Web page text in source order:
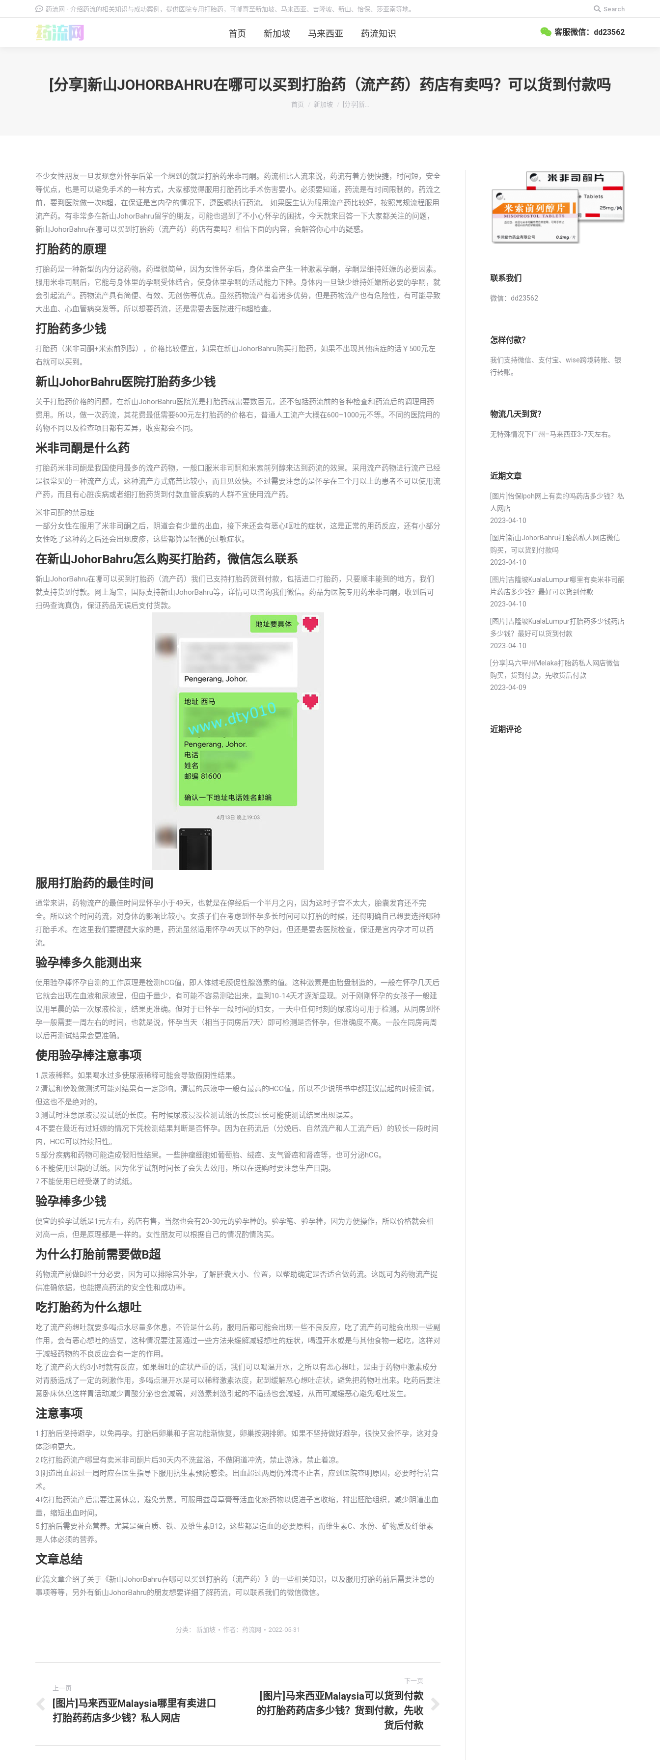
药流网 - 介绍药流的相关知识与成功案例，提供医院专用打胎药，可邮寄至新加坡、马来西亚、吉隆坡、新山、怡保、莎亚南等地。
搜
索：
Search
首页 新加坡 马来西亚 药流知识 客服微信：dd23562
[分享]新山JOHORBAHRU在哪可以买到打胎药（流产药）药店有卖吗？可以货到付款吗
你在这里：
首页 新加坡 [分享]新…
不少女性朋友一旦发现意外怀孕后第一个想到的就是打胎药米非司酮。药流相比人流来说，药流有着方便快捷，时间短，安全
等优点，也是可以避免手术的一种方式，大家都觉得服用打胎药比手术伤害要小。必须要知道，药流是有时间限制的，药流之
前，要到医院做一次B超，在保证是宫内孕的情况下，遵医嘱执行药流。 如果医生认为服用流产药比较好，按照常规流程服用
流产药。有非常多在新山JohorBahru留学的朋友，可能也遇到了不小心怀孕的困扰，今天就来回答一下大家都关注的问题，
新山JohorBahru在哪可以买到打胎药（流产药）药店有卖吗？相信下面的内容，会解答你心中的疑惑。
打胎药的原理
打胎药是一种新型的内分泌药物。药理很简单，因为女性怀孕后，身体里会产生一种激素孕酮，孕酮是维持妊娠的必要因素。
服用米非司酮后，它能与身体里的孕酮受体结合，使身体里孕酮的活动能力下降。身体内一旦缺少维持妊娠所必要的孕酮，就
会引起流产。药物流产具有简便、有效、无创伤等优点。虽然药物流产有着诸多优势，但是药物流产也有危险性，有可能导致
大出血、心血管病突发等。所以想要药流，还是需要去医院进行B超检查。
打胎药多少钱
打胎药（米非司酮+米索前列醇），价格比较便宜，如果在新山JohorBahru购买打胎药，如果不出现其他病症的话￥500元左
右就可以买到。
新山JohorBahru医院打胎药多少钱
关于打胎药价格的问题，在新山JohorBahru医院光是打胎药就需要数百元，还不包括药流前的各种检查和药流后的调理用药
费用。所以，做一次药流，其花费最低需要600元左打胎药的价格右，普通人工流产大概在600–1000元不等。不同的医院用的
药物不同以及检查项目都有差异，收费都会不同。
米非司酮是什么药
打胎药米非司酮是我国使用最多的流产药物，一般口服米非司酮和米索前列醇来达到药流的效果。采用流产药物进行流产已经
是很常见的一种流产方式，这种流产方式痛苦比较小，而且见效快。不过需要注意的是怀孕在三个月以上的患者不可以使用流
产药，而且有心脏疾病或者细打胎药货到付款血管疾病的人群不宜使用流产药。
米非司酮的禁忌症
一部分女性在服用了米非司酮之后，阴道会有少量的出血，接下来还会有恶心呕吐的症状，这是正常的用药反应，还有小部分
女性吃了这种药之后还会出现皮疹，这些都算是轻微的过敏症状。
在新山JohorBahru怎么购买打胎药，微信怎么联系
新山JohorBahru在哪可以买到打胎药（流产药）我们已支持打胎药货到付款，包括进口打胎药，只要顺丰能到的地方，我们
就支持货到付款。网上淘宝，国际支持新山JohorBahru等，详情可以咨询我们微信。药品为医院专用药米非司酮，收到后可
扫码查询真伪，保证药品无误后支付货款。
服用打胎药的最佳时间
通常来讲，药物流产的最佳时间是怀孕小于49天，也就是在停经后一个半月之内，因为这时子宫不太大，胎囊发育还不完
全。所以这个时间药流，对身体的影响比较小。女孩子们在考虑到怀孕多长时间可以打胎的时候，还得明确自己想要选择哪种
打胎手术。在这里我们要提醒大家的是，药流虽然适用怀孕49天以下的孕妇，但还是要去医院检查，保证是宫内孕才可以药
流。
验孕棒多久能测出来
使用验孕棒怀孕自测的工作原理是检测hCG值，即人体绒毛膜促性腺激素的值。这种激素是由胎盘制造的，一般在怀孕几天后
它就会出现在血液和尿液里，但由于量少，有可能不容易测验出来，直到10-14天才逐渐显现。对于刚刚怀孕的女孩子一般建
议用早晨的第一次尿液检测，结果更准确。但对于已怀孕一段时间的妇女，一天中任何时刻的尿液均可用于检测。从同房到怀
孕一般需要一周左右的时间，也就是说，怀孕当天（相当于同房后7天）即可检测是否怀孕，但准确度不高。一般在同房两周
以后再测试结果会更准确。
使用验孕棒注意事项
1.尿液稀释。如果喝水过多使尿液稀释可能会导致假阴性结果。
2.清晨和傍晚做测试可能对结果有一定影响。清晨的尿液中一般有最高的HCG值，所以不少说明书中都建议晨起的时候测试，
但这也不是绝对的。
3.测试时注意尿液浸没试纸的长度。有时候尿液浸没检测试纸的长度过长可能使测试结果出现误差。
4.不要在最近有过妊娠的情况下凭检测结果判断是否怀孕。因为在药流后（分娩后、自然流产和人工流产后）的较长一段时间
内，HCG可以持续阳性。
5.部分疾病和药物可能造成假阳性结果。一些肿瘤细胞如葡萄胎、绒癌、支气管癌和肾癌等，也可分泌hCG。
6.不能使用过期的试纸。因为化学试剂时间长了会失去效用，所以在选购时要注意生产日期。
7.不能使用已经受潮了的试纸。
验孕棒多少钱
便宜的验孕试纸是1元左右，药店有售，当然也会有20-30元的验孕棒的。验孕笔、验孕棒，因为方便操作，所以价格就会相
对高一点，但是原理都是一样的。女性朋友可以根据自己的情况酌情购买。
为什么打胎前需要做B超
药物流产前做B超十分必要，因为可以排除宫外孕，了解胚囊大小、位置，以帮助确定是否适合做药流。这既可为药物流产提
供准确依据，也能提高药流的安全性和成功率。
吃打胎药为什么想吐
吃了流产药想吐就要多喝点水尽量多休息，不管是什么药，服用后都可能会出现一些不良反应，吃了流产药可能会出现一些副
作用，会有恶心想吐的感觉，这种情况要注意通过一些方法来缓解减轻想吐的症状，喝温开水或是与其他食物一起吃，这样对
于减轻药物的不良反应会有一定的作用。
吃了流产药大约3小时就有反应，如果想吐的症状严重的话，我们可以喝温开水，之所以有恶心想吐，是由于药物中激素成分
对胃肠造成了一定的刺激作用，多喝点温开水是可以稀释激素浓度，起到缓解恶心想吐症状，避免把药物吐出来。吃药后要注
意卧床休息这样胃活动减少胃酸分泌也会减弱，对激素刺激引起的不适感也会减轻，从而可减缓恶心避免呕吐发生。
注意事项
1.打胎后坚持避孕，以免再孕。打胎后卵巢和子宫功能渐恢复，卵巢按期排卵。如果不坚持做好避孕，很快又会怀孕，这对身
体影响更大。
2.吃打胎药流产哪里有卖米非司酮片后30天内不洗盆浴，不做阴道冲洗，禁止游泳，禁止着凉。
3.阴道出血超过一周时应在医生指导下服用抗生素预防感染。出血超过两周仍淋漓不止者，应到医院查明原因，必要时行清宫
术。
4.吃打胎药流产后需要注意休息，避免劳累。可服用益母草膏等活血化瘀药物以促进子宫收缩，排出胚胎组织，减少阴道出血
量，缩短出血时间。
5.打胎后需要补充营养。尤其是蛋白质、铁、及维生素B12，这些都是造血的必要原料，而维生素C、水份、矿物质及纤维素
是人体必须的营养。
文章总结
此篇文章介绍了关于《新山JohorBahru在哪可以买到打胎药（流产药）》的一些相关知识，以及服用打胎药前后需要注意的
事项等等，另外有新山JohorBahru的朋友想要详细了解药流，可以联系我们的微信微信。
分类： 新加坡 作者： 药流网 2022-05-31
章
导
上一页
上
一
[图片]马来西亚Malaysia哪里有卖进口
打胎药药店多少钱？私人网店
下一页
下
[图片]马来西亚Malaysia可以货到付款
的打胎药药店多少钱？货到付款，先收
货后付款
联系我们
微信：dd23562
怎样付款？
我们支持微信、支付宝、wise跨境转账、银
行转账。
物流几天到货？
无特殊情况下广州–马来西亚3-7天左右。
近期文章
[图片]怡保lpoh网上有卖的吗药店多少钱？私
人网店
2023-04-10
[图片]新山JohorBahru打胎药私人网店微信
购买，可以货到付款吗
2023-04-10
[图片]吉隆坡KualaLumpur哪里有卖米非司酮
片药店多少钱？最好可以货到付款
2023-04-10
[图片]吉隆坡KualaLumpur打胎药多少钱药店
多少钱？最好可以货到付款
2023-04-10
[分享]马六甲州Melaka打胎药私人网店微信
购买，货到付款，先收货后付款
2023-04-09
近期评论